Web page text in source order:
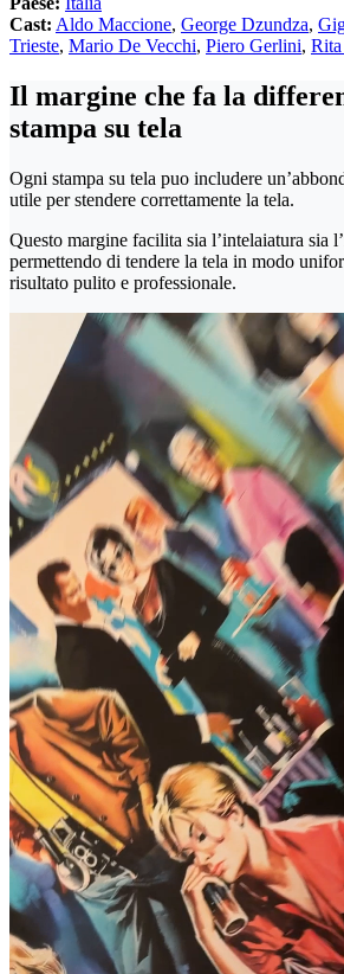
Cast: Aldo Maccione, George Dzundza,
Trieste, Mario De Vecchi, Piero Gerlini,
Il margine che fa la
stampa su tela
Ogni stampa su tela puo includere
utile per stendere correttamente la tela.
Questo margine facilita sia l’intelaiatura sia
permettendo di tendere la tela in modo
risultato pulito e professionale.